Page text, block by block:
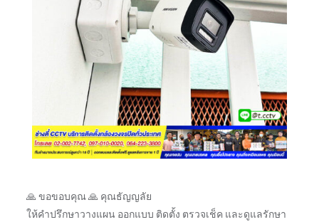
🙏 ขอขอบคุณ 🙏 คุณธัญญลัย
ให้คำปรึกษาวางแผน ออกแบบ ติดตั้ง ตรวจเช็ค และดูแลรักษา